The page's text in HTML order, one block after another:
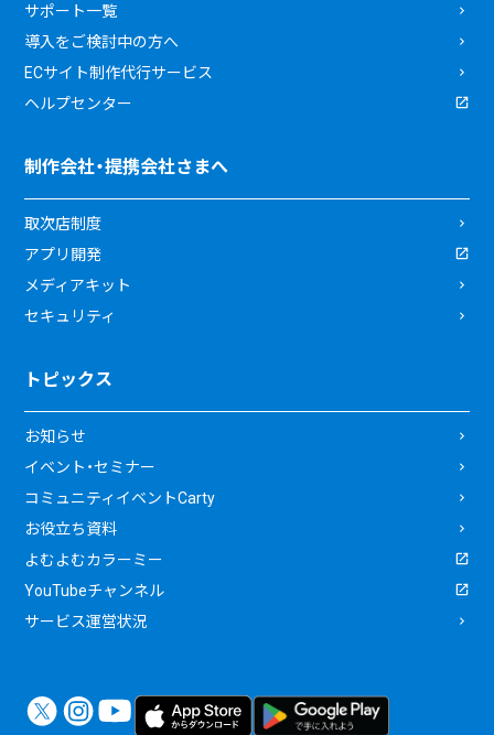
サポート一覧
導入をご検討中の方へ
ECサイト制作代行サービス
ヘルプセンター
制作会社・提携会社さまへ
取次店制度
アプリ開発
メディアキット
セキュリティ
トピックス
お知らせ
イベント・セミナー
コミュニティイベントCarty
お役立ち資料
よむよむカラーミー
YouTubeチャンネル
サービス運営状況